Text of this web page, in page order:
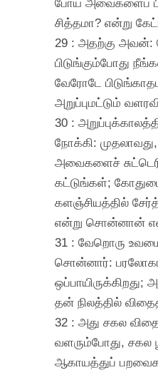
சித்தமா? என்று
29 : அதற்கு
பிடுங்கும்போது
வேரோடே
அறுப்புமட்டும்
30 :
நோக்கி:
அவைகளைச்
கட்டுங்கள்;
களஞ்சியத்தில்
என்று சொன்னான்
31 : வேறொரு
சொன்னார்:
தன் நிலத்தில்
32 : அது சகல
வளரும்போது, சகல
ஆகாயத்துப்